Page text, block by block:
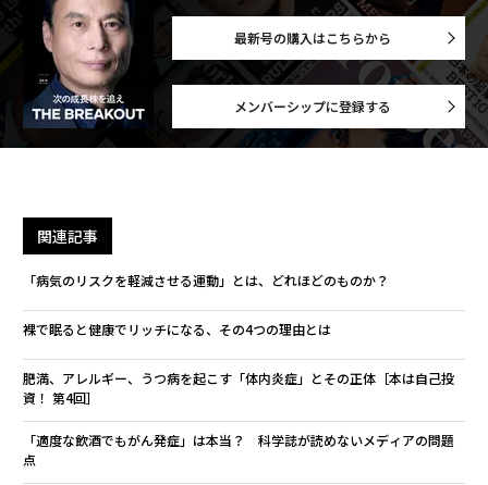
最新号の購入はこちらから
メンバーシップに登録する
関連記事
「病気のリスクを軽減させる運動」とは、どれほどのものか？
裸で眠ると健康でリッチになる、その4つの理由とは
肥満、アレルギー、うつ病を起こす「体内炎症」とその正体［本は自己投
資！ 第4回］
「適度な飲酒でもがん発症」は本当？ 科学誌が読めないメディアの問題
点